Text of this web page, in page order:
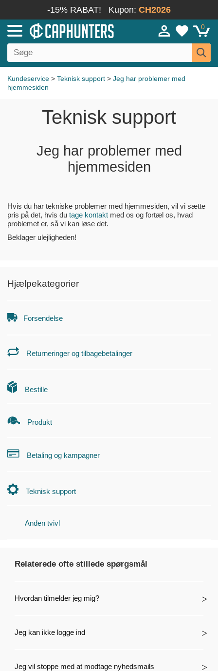
-15% RABAT! Kupon: CH2026
0
Kundeservice > Teknisk support > Jeg har problemer med
hjemmesiden
Teknisk support
Jeg har problemer med
hjemmesiden
Hvis du har tekniske problemer med hjemmesiden, vil vi sætte
pris på det, hvis du tage kontakt med os og fortæl os, hvad
problemet er, så vi kan løse det.
Beklager ulejligheden!
Hjælpekategorier
Forsendelse
Returneringer og tilbagebetalinger
Bestille
Produkt
Betaling og kampagner
Teknisk support
Anden tvivl
Relaterede ofte stillede spørgsmål
Hvordan tilmelder jeg mig?
Jeg kan ikke logge ind
Jeg vil stoppe med at modtage nyhedsmails